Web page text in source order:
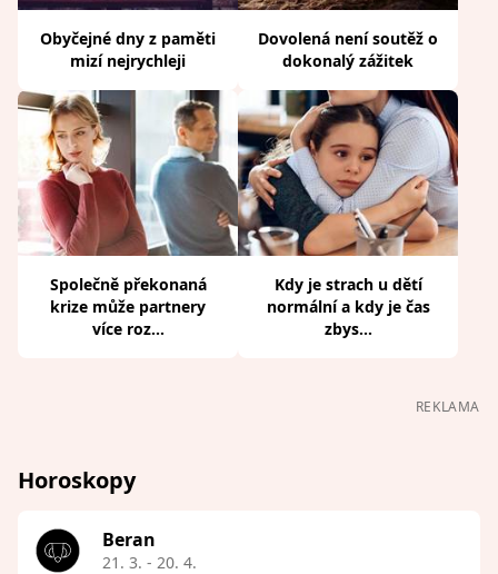
Obyčejné dny z paměti
mizí nejrychleji
Dovolená není soutěž o
dokonalý zážitek
Společně překonaná
krize může partnery
více roz...
Kdy je strach u dětí
normální a kdy je čas
zbys...
REKLAMA
Horoskopy
Beran
21. 3. - 20. 4.